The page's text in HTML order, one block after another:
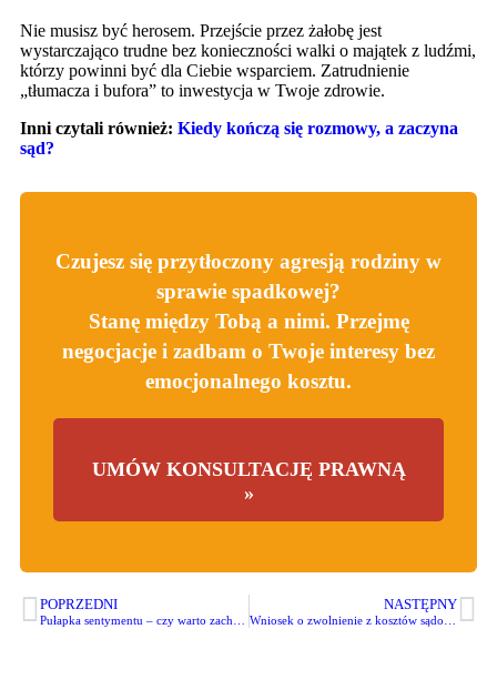
Nie musisz być herosem. Przejście przez żałobę jest
wystarczająco trudne bez konieczności walki o majątek z ludźmi,
którzy powinni być dla Ciebie wsparciem. Zatrudnienie
„tłumacza i bufora” to inwestycja w Twoje zdrowie.
Inni czytali również: Kiedy kończą się rozmowy, a zaczyna
sąd?
Czujesz się przytłoczony agresją rodziny w
sprawie spadkowej?
Stanę między Tobą a nimi. Przejmę
negocjacje i zadbam o Twoje interesy bez
emocjonalnego kosztu.
UMÓW KONSULTACJĘ PRAWNĄ
»
POPRZEDNI NASTĘPNY